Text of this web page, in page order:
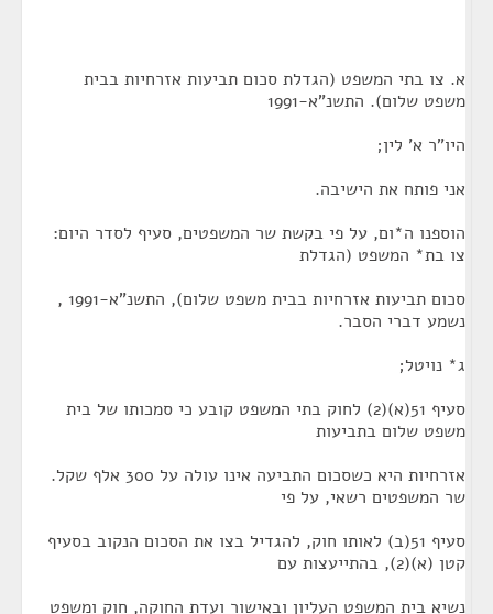
א. צו בתי המשפט (הגדלת סכום תביעות אזרחיות בבית
משפט שלום). התשנ"א-1991
היו"ר א' לין;
אני פותח את הישיבה.
הוספנו ה*ום, על פי בקשת שר המשפטים, סעיף לסדר היום:
צו בת* המשפט (הגדלת
סכום תביעות אזרחיות בבית משפט שלום), התשנ"א-1991 ,
נשמע דברי הסבר.
ג* נויטל;
סעיף 51(א)(2) לחוק בתי המשפט קובע כי סמכותו של בית
משפט שלום בתביעות
אזרחיות היא כשסכום התביעה אינו עולה על 300 אלף שקל.
שר המשפטים רשאי, על פי
סעיף 51(ב) לאותו חוק, להגדיל בצו את הסכום הנקוב בסעיף
קטן (א)(2), בהתייעצות עם
נשיא בית המשפט העליון ובאישור ועדת החוקה, חוק ומשפט